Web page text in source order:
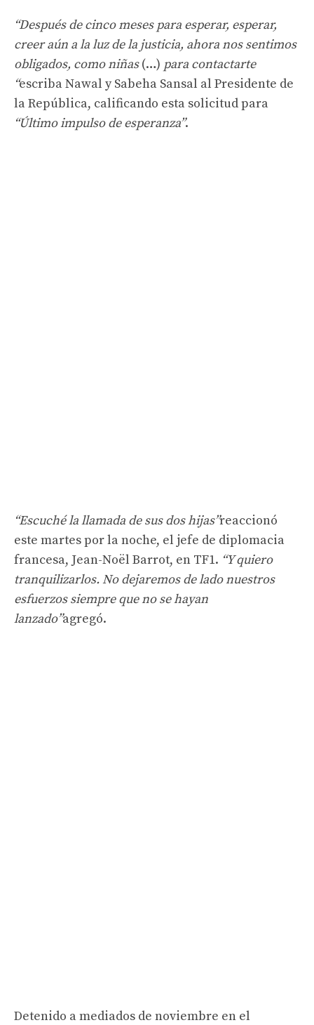
“Después de cinco meses para esperar, esperar,
creer aún a la luz de la justicia, ahora nos sentimos
obligados, como niñas(…) para contactarte
“escriba Nawal y Sabeha Sansal al Presidente de
la República, calificando esta solicitud para
“Último impulso de esperanza”.
“Escuché la llamada de sus dos hijas”reaccionó
este martes por la noche, el jefe de diplomacia
francesa, Jean-Noël Barrot, en TF1. “Y quiero
tranquilizarlos. No dejaremos de lado nuestros
esfuerzos siempre que no se hayan
lanzado”agregó.
Detenido a mediados de noviembre en el